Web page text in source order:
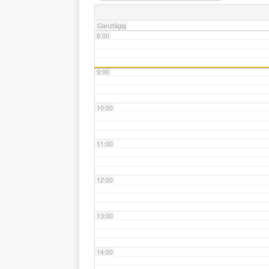
Ganztägig
8:00
9:00
10:00
11:00
12:00
13:00
14:00